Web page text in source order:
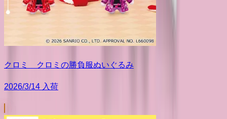
クロミ クロミの勝負服ぬいぐるみ
2026/3/14 入荷